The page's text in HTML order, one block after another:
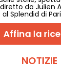
da Julien
Splendid di
La nostra
Affina la
NOTIZIE